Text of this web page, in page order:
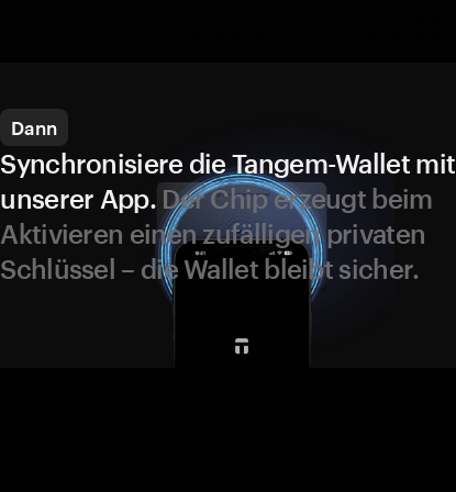
Dann
Synchronisiere die Tangem-Wallet mit
unserer App.Der Chip erzeugt beim
Aktivieren einen zufälligen privaten
Schlüssel – die Wallet bleibt sicher.